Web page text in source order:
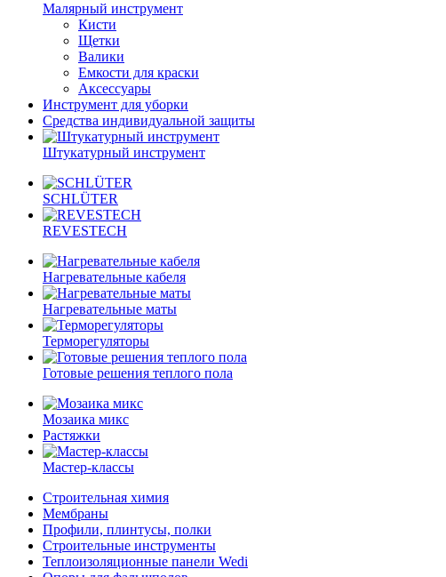
Малярный инструмент
Кисти
Щетки
Валики
Емкости для краски
Аксессуары
Инструмент для уборки
Средства индивидуальной защиты
Штукатурный инструмент
SCHLÜTER
REVESTECH
Нагревательные кабеля
Нагревательные маты
Терморегуляторы
Готовые решения теплого пола
Мозаика микс
Растяжки
Мастер-классы
Строительная химия
Мембраны
Профили, плинтусы, полки
Строительные инструменты
Теплоизоляционные панели Wedi